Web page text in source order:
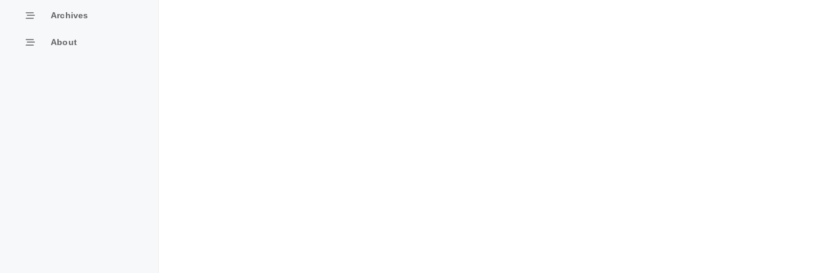
Archives
About